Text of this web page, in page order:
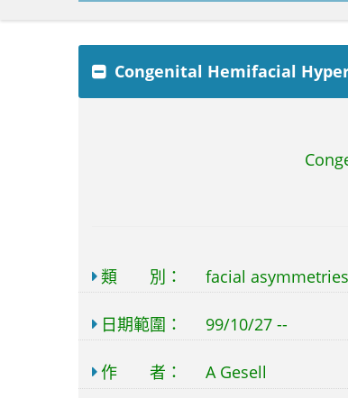
Congenital Hemifacial
類 別： facial
日期範圍： 99/10/27 --
作 者： A Gesell